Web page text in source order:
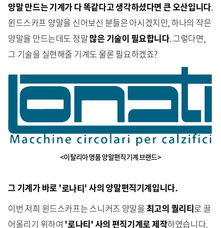
양말 만드는 기계가 다 똑같다고 생각하셨다면 큰 오산입니다.
윈드스카프 양말을 신어보신 분들은 아시겠지만, 하나의 작은
양말을 만드는데도 정말많은 기술이 필요합니다. 그렇다면,
그 기술을 실현해줄 기계도 물론 필요하겠죠?
<이탈리아 명품 양말편직기계 브랜드>
그 기계가 바로 '로나티' 사의 양말편직기계입니다.
이번 저희 윈드스카프는 스니커즈 양말을최고의 퀄리티로 끌
어올리기 위하여 '로나티' 사의 편직기계로 제작하였습니다.